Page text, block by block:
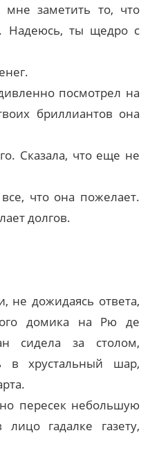
заметить то, что
Надеюсь, ты щедро с
посмотрел на
бриллиантов она
Сказала, что еще не
что она пожелает.
долгов.
не дожидаясь ответа,
домика на Рю де
сидела за столом,
в хрустальный шар,
пересек небольшую
гадалке газету,